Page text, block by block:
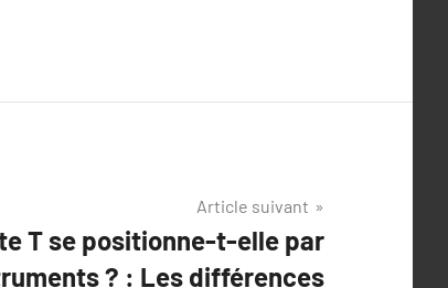
Article suivant
T se positionne-t-elle par
? : Les différences